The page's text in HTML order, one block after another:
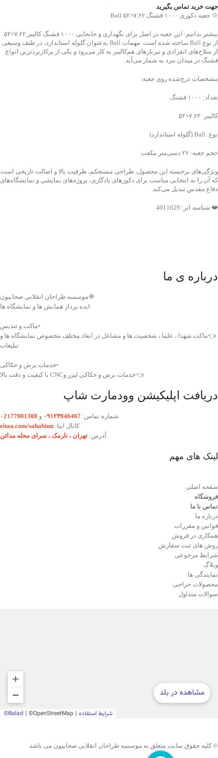
جهت خرید تماس بگیرید
💠 جعبه دکوری ۱۰۰۰ فشنگ ۷.۶۲×۵۲ Ball
بیشتر بدانیم: این جعبه در اصل برای نگهداری و جابجایی ۱۰۰۰ فشنگ کالیبر ۷.۶۲×۵۲
از نوع Ball ساخته شده است. مهمات Ball به‌عنوان گلوله استاندارد، در طیف وسیعی
از سلاح‌های انفرادی و تیربارهای هم‌کالیبر به کار می‌رود و یکی از پرکاربردترین انواع
فشنگ در میدان نبرد به شمار می‌آید.
مشخصات درج‌شده روی جعبه:
تعداد: ۱۰۰۰ فشنگ
کالیبر: ۷.۶۲×۵۲
نوع: Ball (گلوله استاندارد)
حجم جعبه: ۲۶ دسی‌متر مکعب
ویژگی‌های برجسته این محصول، طراحی مستحکم، ظرفیت بالا و اصالت تاریخی است
که آن را به انتخابی مناسب برای دکورهای یادگاری، پروژه‌های نمایشی و نمایشگاه‌های
دفاع مقدس تبدیل می‌کند.
❤️ شناسه اثر: 4011629
درباره ی ما
🔷موسسه طراحان انقلابی صحابیون
ایده پرداز همایش ها و نمایشگاه ها
▫️ماکت و تندیس
👈ماکت شهدا ، علما ، شخصیت ها و مشاغل در ابعاد مختلف مخصوص نمایشگاه ها و
تبلیغات
▫️خدمات برش و حکاکی
👈خدمات برش و حکاکی لیزر وCNC با کیفیت و دقت بالا
دریافت اپلیکیشن وودمارت شاپ
شماره تماس: ۰۹۱۲۳846467 و ۰2۱77901308
کانال ایتا: eitaa.com/sahabiun
آدرس: تهران ،‌ نارمک ، سرای محله مدائن
لینک های مهم
صفحه اصلی
فروشگاه
تماس با ما
درباره ما
قوانین و مقررات
همکاری در فروش
روش های ثبت سفارش
شرایط مرجوعی
وبلاگ
نمایندگی ها
محصولات حراجی
سوالات متداول
© کلیه حقوق سایت متعلق به موسسه طراحان انقلابی صحابیون می باشد.